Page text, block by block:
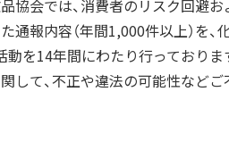
協会では、消費者のリスク回避
通報内容（年間1,000件以上）を
動を14年間にわたり行っておりま
して、不正や違法の可能性など